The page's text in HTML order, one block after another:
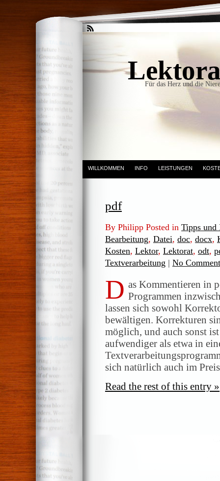
Für das Herz und die
WILLKOMMEN INFO LEISTUNGEN
pdf
By Philipp Posted in Tipps und
Bearbeitung, Datei, doc, docx,
Kosten, Lektor, Lektorat, odt,
Textverarbeitung | No
D as Kommentieren in
Programmen
lassen sich sowohl
bewältigen. Korrekturen
möglich, und auch sonst
aufwendiger als etwa in
sich natürlich auch im
Read the rest of this entry »